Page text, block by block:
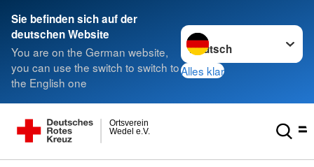
Sie befinden sich auf der
deutschen Website
You are on the German website,
you can use the switch to switch to
the English one
Sprache wechseln zu
Alles klar
Wedel e.V.
Ortsverein